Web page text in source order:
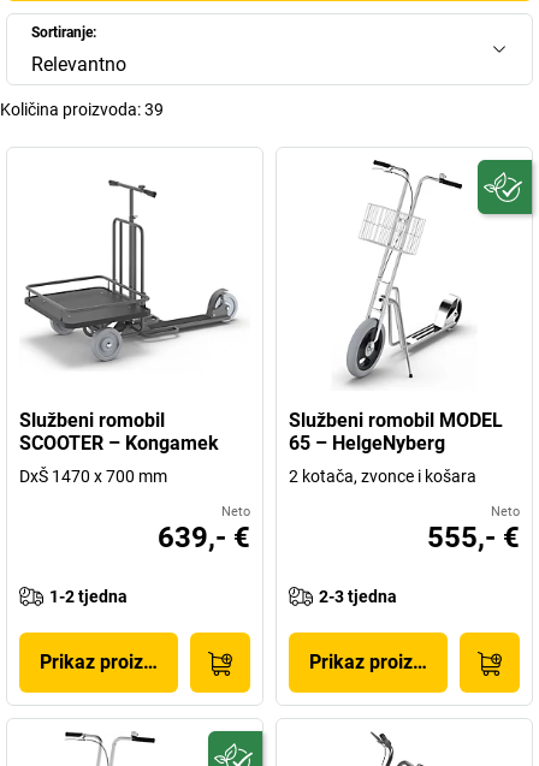
Sortiranje:
Relevantno
Količina proizvoda:39
Službeni romobil
SCOOTER – Kongamek
DxŠ 1470 x 700 mm
Neto
639,- €
1-2 tjedna
Prikaz proizvoda
Službeni romobil MODEL
65 – HelgeNyberg
2 kotača, zvonce i košara
Neto
555,- €
2-3 tjedna
Prikaz proizvoda